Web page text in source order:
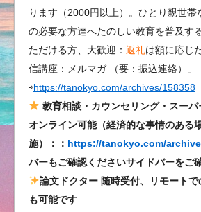
ン
す
る
た
の
し
い
Cafe」
｜
ります（2000円以上）。ひとり親世帯
の必要な方達へたのしい教育を普及す
ただける方、大歓迎： 返礼は額に応じ
信講座：メルマガ （要：振込連絡）」
⇨https://tanokyo.com/archives/158358
教育相談・カウンセリング・スー
オンライン可能（経済的な事情のある
施）：： https://tanokyo.com/
バーもご確認くださいサイドバーをご
論文ドクター 随時受付、リモート
も可能です